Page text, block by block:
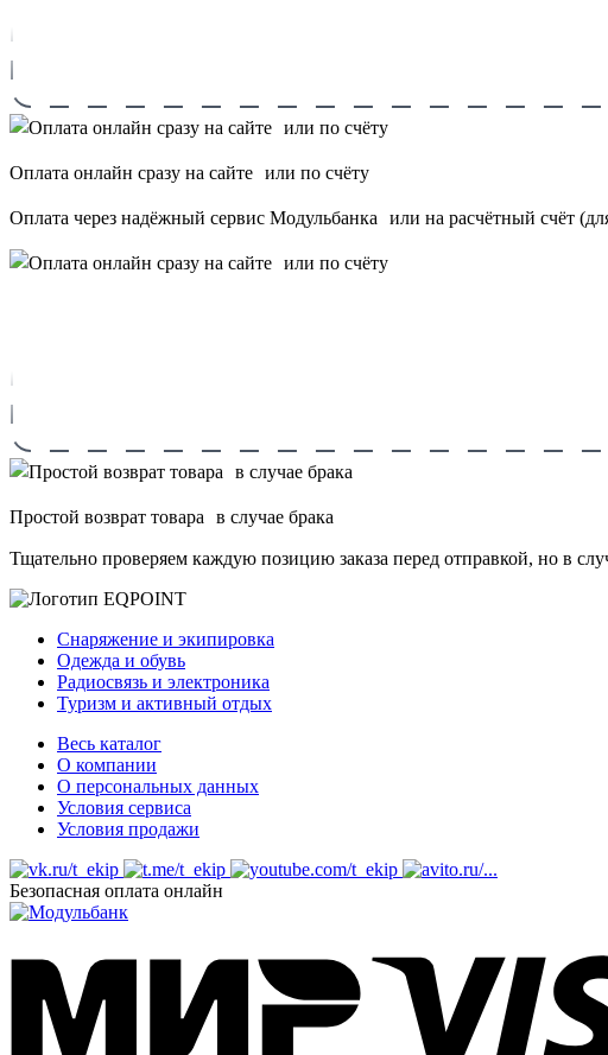
Оплата онлайн сразу на сайте или по счёту
Оплата через надёжный сервис Модульбанка или на расчётный счёт
Простой возврат товара в случае брака
Тщательно проверяем каждую позицию заказа перед отправкой, но в
Снаряжение и экипировка
Одежда и обувь
Радиосвязь и электроника
Туризм и активный отдых
Весь каталог
О компании
О персональных данных
Условия сервиса
Условия продажи
Безопасная оплата онлайн